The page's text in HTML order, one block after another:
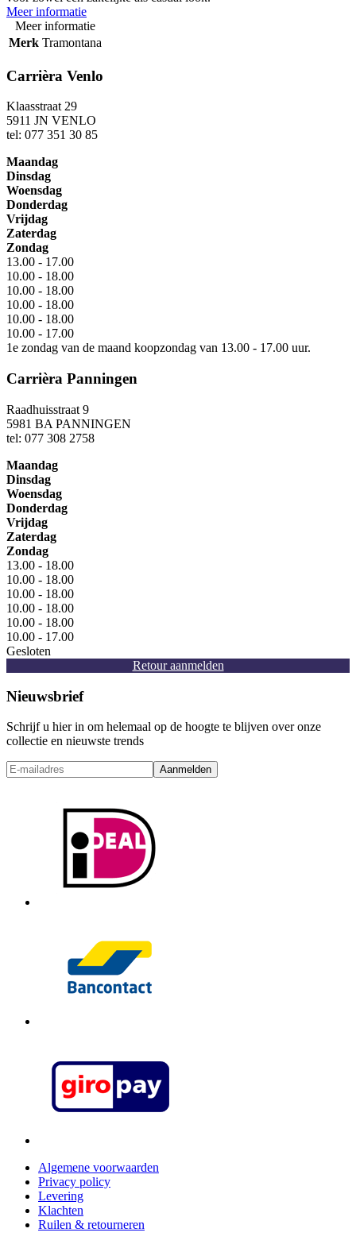
Meer informatie
Meer informatie
Merk Tramontana
Carrièra Venlo
Klaasstraat 29
5911 JN VENLO
tel: 077 351 30 85
Maandag
Dinsdag
Woensdag
Donderdag
Vrijdag
Zaterdag
Zondag
13.00 - 17.00
10.00 - 18.00
10.00 - 18.00
10.00 - 18.00
10.00 - 18.00
10.00 - 17.00
1e zondag van de maand koopzondag van 13.00 - 17.00 uur.
Carrièra Panningen
Raadhuisstraat 9
5981 BA PANNINGEN
tel: 077 308 2758
Maandag
Dinsdag
Woensdag
Donderdag
Vrijdag
Zaterdag
Zondag
13.00 - 18.00
10.00 - 18.00
10.00 - 18.00
10.00 - 18.00
10.00 - 18.00
10.00 - 17.00
Gesloten
Retour aanmelden
Nieuwsbrief
Schrijf u hier in om helemaal op de hoogte te blijven over onze
collectie en nieuwste trends
Aanmelden
Algemene voorwaarden
Privacy policy
Levering
Klachten
Ruilen & retourneren